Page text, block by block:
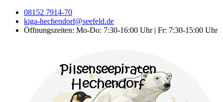
08152 7914-70
kiga-hechendorf@seefeld.de
Öffnungszeiten: Mo-Do: 7:30-16:00 Uhr | Fr: 7:30-15:00 Uhr